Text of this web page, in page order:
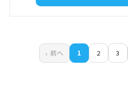
前へ 1 2 3